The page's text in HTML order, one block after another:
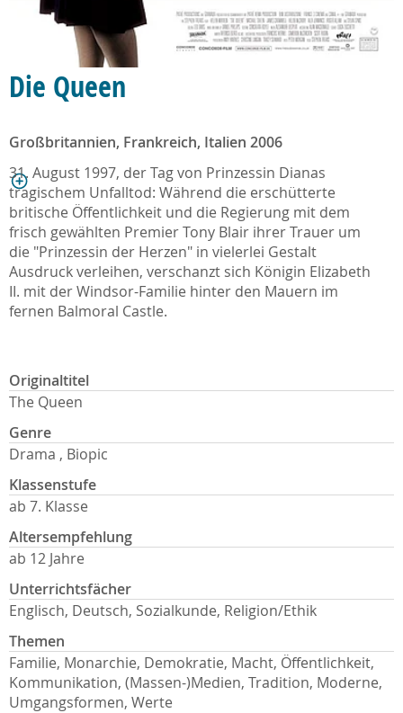
Die Queen
Großbritannien, Frankreich, Italien 2006
31. August 1997, der Tag von Prinzessin Dianas
tragischem Unfalltod: Während die erschütterte
britische Öffentlichkeit und die Regierung mit dem
frisch gewählten Premier Tony Blair ihrer Trauer um
die "Prinzessin der Herzen" in vielerlei Gestalt
Ausdruck verleihen, verschanzt sich Königin Elizabeth
II. mit der Windsor-Familie hinter den Mauern im
fernen Balmoral Castle.
Originaltitel
The Queen
Genre
Drama , Biopic
Klassenstufe
ab 7. Klasse
Altersempfehlung
ab 12 Jahre
Unterrichtsfächer
Englisch, Deutsch, Sozialkunde, Religion/Ethik
Themen
Familie, Monarchie, Demokratie, Macht, Öffentlichkeit,
Kommunikation, (Massen-)Medien, Tradition, Moderne,
Umgangsformen, Werte